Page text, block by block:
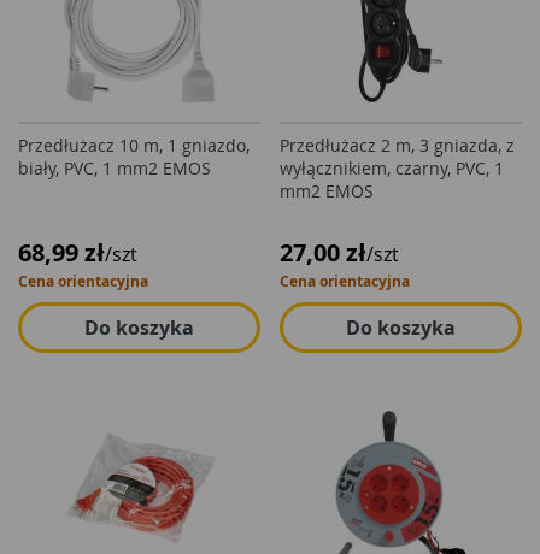
Przedłużacz 10 m, 1 gniazdo,
biały, PVC, 1 mm2 EMOS
68,99 zł/szt
Cena orientacyjna
Do koszyka
Przedłużacz 2 m, 3 gniazda, z
wyłącznikiem, czarny, PVC, 1
mm2 EMOS
27,00 zł/szt
Cena orientacyjna
Do koszyka